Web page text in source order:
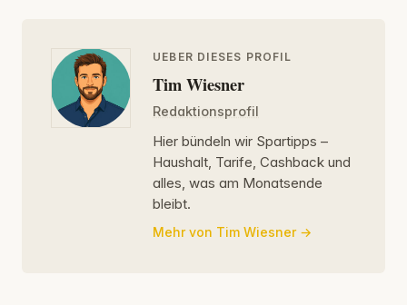
UEBER DIESES PROFIL
Tim Wiesner
Redaktionsprofil
Hier bündeln wir Spartipps –
Haushalt, Tarife, Cashback und
alles, was am Monatsende
bleibt.
Mehr von Tim Wiesner